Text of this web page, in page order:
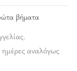
βήματα
αναλόγως